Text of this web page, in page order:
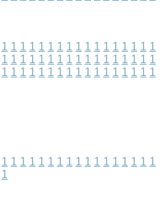
1 1 1 1 1 1 1 1 1 1 1 1 1 1 1 1 1
1 1 1 1 1 1 1 1 1 1 1 1 1 1 1 1 1
1 1 1 1 1 1 1 1 1 1 1 1 1 1 1 1 1
1 1 1 1 1 1 1 1 1 1 1 1 1 1 1 1 1
1